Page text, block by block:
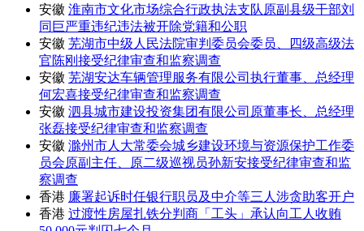
安徽 淮南市文化市场综合行政执法支队原副县级干部刘
同巨严重违纪违法被开除党籍和公职
安徽 芜湖市中级人民法院审判委员会委员、四级高级法
官陈刚接受纪律审查和监察调查
安徽 芜湖安达车辆管理服务有限公司执行董事、总经理
何宏喜接受纪律审查和监察调查
安徽 泗县城市建设投资集团有限公司原董事长、总经理
张磊接受纪律审查和监察调查
安徽 滁州市人大常委会城乡建设环境与资源保护工作委
员会原副主任、原二级巡视员孙新安接受纪律审查和监
察调查
香港 廉署起诉时任银行职员及中介等三人涉贪助客开户
香港 过渡性房屋扎铁分判商「工头」承认向工人收贿